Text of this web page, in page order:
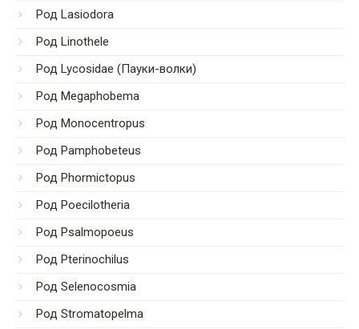
Род Lasiodora
Род Linothele
Род Lycosidae (Пауки-волки)
Род Megaphobema
Род Monocentropus
Род Pamphobeteus
Род Phormictopus
Род Poecilotheria
Род Psalmopoeus
Род Pterinochilus
Род Selenocosmia
Род Stromatopelma